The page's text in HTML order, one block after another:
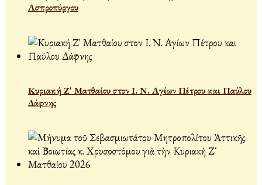
Ασπροπύργου
Κυριακή Ζ' Ματθαίου στον Ι. Ν. Αγίων Πέτρου και Παύλου
Δάφνης